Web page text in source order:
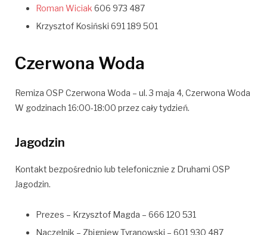
Roman Wiciak 606 973 487
Krzysztof Kosiński 691 189 501
Czerwona Woda
Remiza OSP Czerwona Woda – ul.3 maja 4, Czerwona Woda
W godzinach 16:00-18:00 przez cały tydzień.
Jagodzin
Kontakt bezpośrednio lub telefonicznie z Druhami OSP
Jagodzin.
Prezes – Krzysztof Magda – 666 120 531
Naczelnik – Zbigniew Tyranowski – 601 930 487